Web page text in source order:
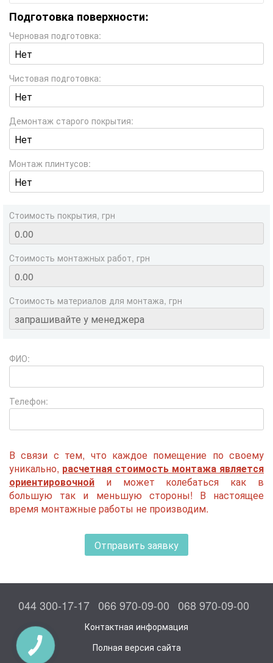
Подготовка поверхности:
Черновая подготовка:
Чистовая подготовка:
Демонтаж старого покрытия:
Монтаж плинтусов:
Стоимость покрытия, грн
Стоимость монтажных работ, грн
Стоимость материалов для монтажа, грн
ФИО:
Телефон:
В связи с тем, что каждое помещение по своему
уникально, расчетная стоимость монтажа является
ориентировочной и может колебаться как в
большую так и меньшую стороны! В настоящее
время монтажные работы не производим.
Отправить заявку
044 300-17-17 066 970-09-00 068 970-09-00
Контактная информация
Полная версия сайта